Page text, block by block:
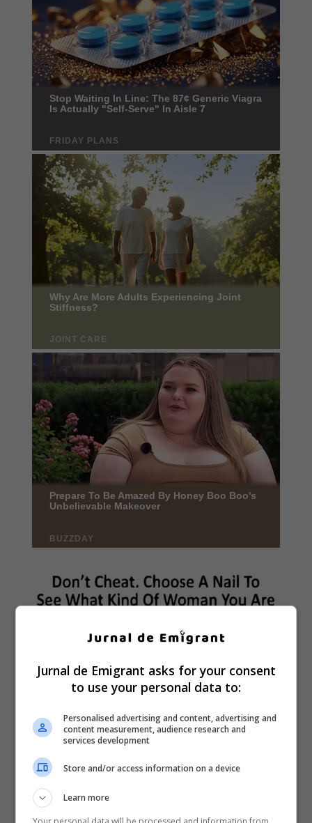
Jurnal de Emigrant asks for your consent
to use your personal data to:
Personalised advertising and content, advertising and
content measurement, audience research and
services development
Store and/or access information on a device
Learn more